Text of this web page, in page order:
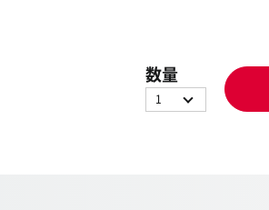
数量
1